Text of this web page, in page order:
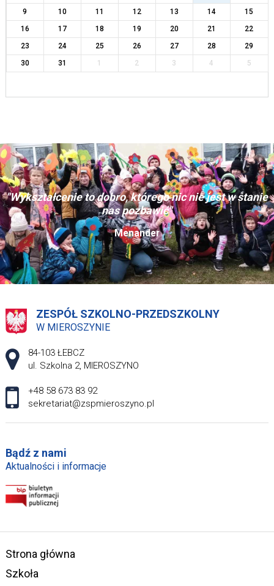
9
10 11 12 13 14
15
16
17 18 19 20 21
22
23
24 25 26 27 28
29
30
31 1 2 3 4 5
"Wykształcenie to dobro, którego nic nie jest w stanie
nas pozbawić"
Menander
ZESPÓŁ SZKOLNO-PRZEDSZKOLNY
W MIEROSZYNIE
Adres pocztowy:
84-103 ŁEBCZ
ul. Szkolna 2, MIEROSZYNO
+48 58 673 83 92
sekretariat@zspmieroszyno.pl
Bądź z nami
Aktualności i informacje
Strona główna
Szkoła